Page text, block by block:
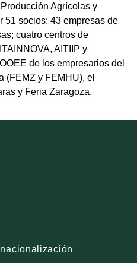
Agrícolas y
51 socios: 43 empresas de
cuatro centros de
AITIIP y
de los empresarios del
(FEMZ y FEMHU), el
y Feria Zaragoza.